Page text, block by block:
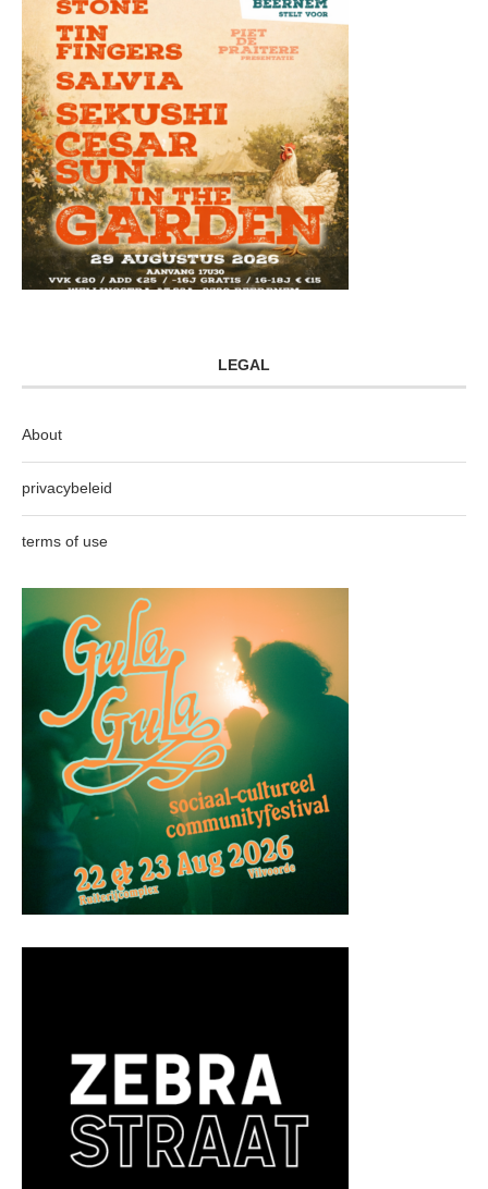
LEGAL
About
privacybeleid
terms of use